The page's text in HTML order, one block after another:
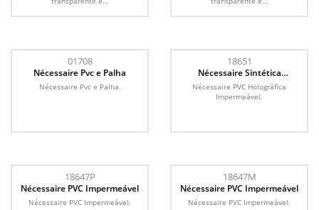
01708
Nécessaire Pvc e Palha
Nécessaire Pvc e Palha.
18651
Nécessaire Sintética
Holográfica Impermeável
Nécessaire PVC Holográfica
Impermeável.
18647P
Nécessaire PVC Impermeável
Nécessaire PVC Impermeável.
18647M
Nécessaire PVC Impermeável
Nécessaire PVC Impermeável.